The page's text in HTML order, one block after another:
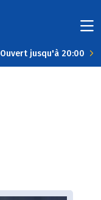
Ouvert jusqu'à 20:00